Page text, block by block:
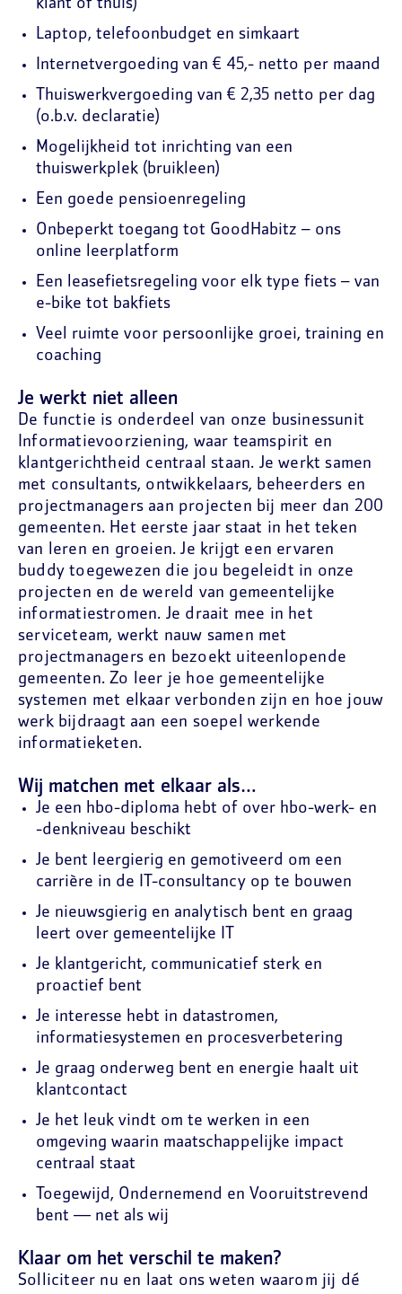
klant of thuis)
Laptop, telefoonbudget en simkaart
Internetvergoeding van € 45,- netto per maand
Thuiswerkvergoeding van € 2,35 netto per dag
(o.b.v. declaratie)
Mogelijkheid tot inrichting van een
thuiswerkplek (bruikleen)
Een goede pensioenregeling
Onbeperkt toegang tot GoodHabitz – ons
online leerplatform
Een leasefietsregeling voor elk type fiets – van
e-bike tot bakfiets
Veel ruimte voor persoonlijke groei, training en
coaching
Je werkt niet alleen
De functie is onderdeel van onze businessunit
Informatievoorziening, waar teamspirit en
klantgerichtheid centraal staan. Je werkt samen
met consultants, ontwikkelaars, beheerders en
projectmanagers aan projecten bij meer dan 200
gemeenten. Het eerste jaar staat in het teken
van leren en groeien. Je krijgt een ervaren
buddy toegewezen die jou begeleidt in onze
projecten en de wereld van gemeentelijke
informatiestromen. Je draait mee in het
serviceteam, werkt nauw samen met
projectmanagers en bezoekt uiteenlopende
gemeenten. Zo leer je hoe gemeentelijke
systemen met elkaar verbonden zijn en hoe jouw
werk bijdraagt aan een soepel werkende
informatieketen.
Wij matchen met elkaar als…
Je een hbo-diploma hebt of over hbo-werk- en
-denkniveau beschikt
Je bent leergierig en gemotiveerd om een
carrière in de IT-consultancy op te bouwen
Je nieuwsgierig en analytisch bent en graag
leert over gemeentelijke IT
Je klantgericht, communicatief sterk en
proactief bent
Je interesse hebt in datastromen,
informatiesystemen en procesverbetering
Je graag onderweg bent en energie haalt uit
klantcontact
Je het leuk vindt om te werken in een
omgeving waarin maatschappelijke impact
centraal staat
Toegewijd, Ondernemend en Vooruitstrevend
bent — net als wij
Klaar om het verschil te maken?
Solliciteer nu en laat ons weten waarom jij dé